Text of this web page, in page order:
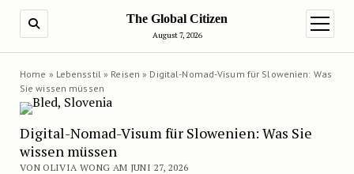
The Global Citizen
August 7, 2026
Menü
Home » Lebensstil » Reisen » Digital-Nomad-Visum für Slowenien: Was
Sie wissen müssen
Digital-Nomad-Visum für Slowenien: Was Sie
wissen müssen
VON OLIVIA WONG AM JUNI 27, 2026